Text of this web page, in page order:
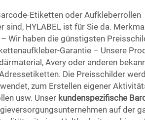
Etiketten oder Aufkleberrollen
sind, HYLABEL ist für Sie da.
Wir haben die günstigsten
Garantie – Unsere
Avery oder anderen
Die Preisschilder
zum Erstellen eigener
usw. Unser kundenspezifische
auf der